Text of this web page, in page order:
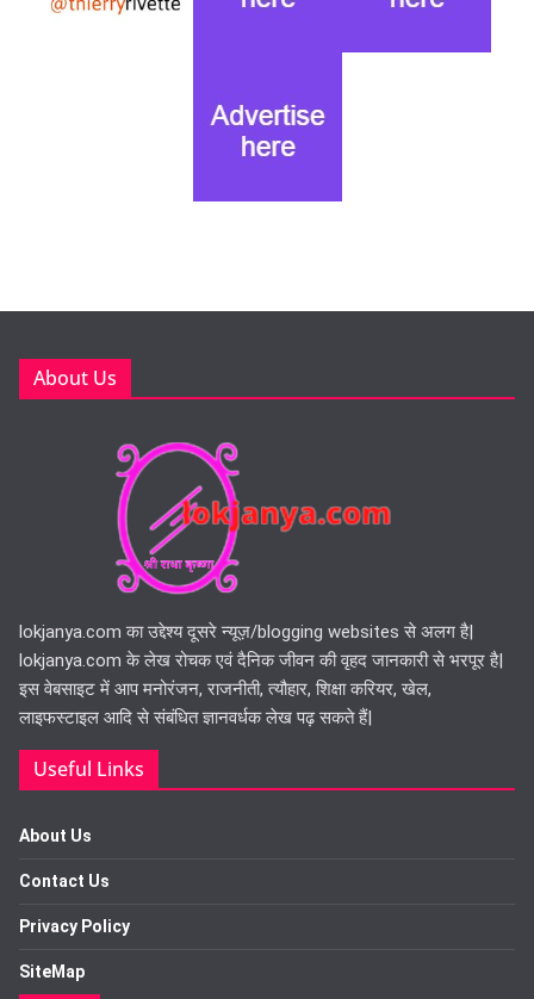
About Us
lokjanya.com का उद्देश्य दूसरे न्यूज़/blogging websites से अलग है|
lokjanya.com के लेख रोचक एवं दैनिक जीवन की वृहद जानकारी से भरपूर है|
इस वेबसाइट में आप मनोरंजन, राजनीती, त्यौहार, शिक्षा करियर, खेल,
लाइफस्टाइल आदि से संबंधित ज्ञानवर्धक लेख पढ़ सकते हैं|
Useful Links
About Us
Contact Us
Privacy Policy
SiteMap